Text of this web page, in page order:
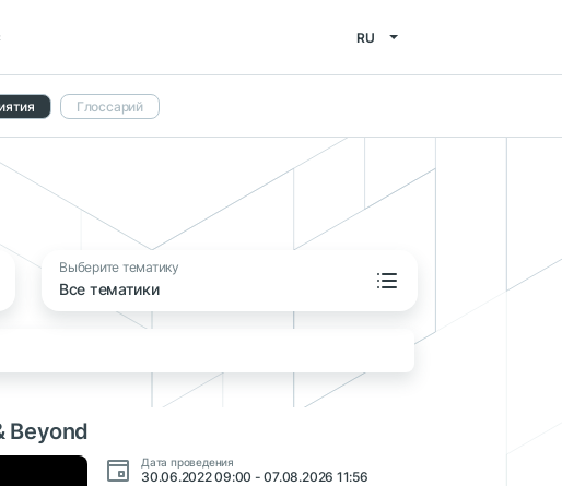
RU
Глоссарий
Выберите тематику
Все тематики
Beyond
Дата проведения
30.06.2022 09:00 - 07.08.2026 11:56